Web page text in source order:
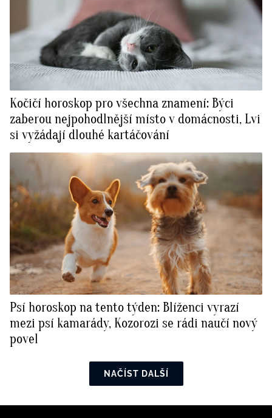
Kočičí horoskop pro všechna znamení: Býci
zaberou nejpohodlnější místo v domácnosti, Lvi
si vyžádají dlouhé kartáčování
Psí horoskop na tento týden: Blíženci vyrazí
mezi psí kamarády, Kozorozi se rádi naučí nový
povel
NAČÍST DALŠÍ